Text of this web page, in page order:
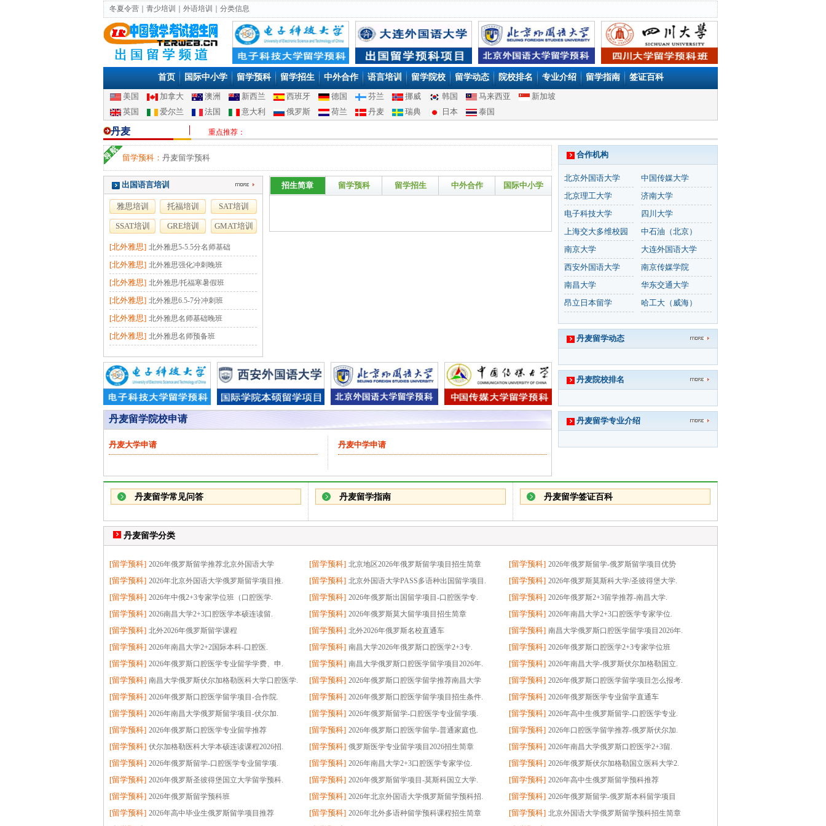
冬夏令营 青少培训 外语培训 分类信息
首页 国际中小学 留学预科 留学招生 中外合作 语言培训 留学院校 留学动态 院校排名 专业介绍 留学指南 签证百科
美国 加拿大 澳洲 新西兰 西班牙 德国 芬兰 挪威 韩国 马来西亚
新加坡
英国
爱尔兰 法国 意大利 俄罗斯 荷兰 丹麦 瑞典 日本 泰国
丹麦 重点推荐：
留学预科： 丹麦留学预科
出国语言培训
雅思培训 托福培训 SAT培训
SSAT培训 GRE培训 GMAT培训
[北外雅思] 北外雅思5-5.5分名师基础
[北外雅思] 北外雅思强化冲刺晚班
[北外雅思] 北外雅思/托福寒暑假班
[北外雅思] 北外雅思6.5-7分冲刺班
[北外雅思] 北外雅思名师基础晚班
[北外雅思] 北外雅思名师预备班
招生简章 留学预科 留学招生 中外合作 国际中小学
丹麦留学院校申请
丹麦大学申请 丹麦中学申请
合作机构
北京外国语大学
中国传媒大学
北京理工大学
济南大学
电子科技大学
四川大学
上海交大多维校园
中石油（北京）
南京大学
大连外国语大学
西安外国语大学
南京传媒学院
南昌大学
华东交通大学
昂立日本留学
哈工大（威海）
丹麦留学动态
丹麦院校排名
丹麦留学专业介绍
丹麦留学常见问答 丹麦留学指南 丹麦留学签证百科
丹麦留学分类
[留学预科] 2026年俄罗斯留学推荐北京外国语大学 [留学预科] 北京地区2026年俄罗斯留学项目招生简章 [留学预科] 2026年俄罗斯留学-俄罗斯留学项目优势
[留学预科] 2026年北京外国语大学俄罗斯留学项目推. [留学预科] 北京外国语大学PASS多语种出国留学项目. [留学预科] 2026年俄罗斯莫斯科大学/圣彼得堡大学.
[留学预科] 2026年中俄2+3专家学位班（口腔医学. [留学预科] 2026年俄罗斯出国留学项目-口腔医学专. [留学预科] 2026年俄罗斯2+3留学推荐-南昌大学.
[留学预科] 2026南昌大学2+3口腔医学本硕连读留. [留学预科] 2026年俄罗斯莫大留学项目招生简章 [留学预科] 2026年南昌大学2+3口腔医学专家学位.
[留学预科] 北外2026年俄罗斯留学课程 [留学预科] 北外2026年俄罗斯名校直通车 [留学预科] 南昌大学俄罗斯口腔医学留学项目2026年.
[留学预科] 2026年南昌大学2+2国际本科-口腔医. [留学预科] 南昌大学2026年俄罗斯口腔医学2+3专. [留学预科] 2026年俄罗斯口腔医学2+3专家学位班
[留学预科] 2026年俄罗斯口腔医学专业留学学费、申. [留学预科] 南昌大学俄罗斯口腔医学留学项目2026年. [留学预科] 2026年南昌大学-俄罗斯伏尔加格勒国立.
[留学预科] 南昌大学俄罗斯伏尔加格勒医科大学口腔医学. [留学预科] 2026年俄罗斯口腔医学留学推荐南昌大学 [留学预科] 2026年俄罗斯口腔医学留学项目怎么报考.
[留学预科] 2026年俄罗斯口腔医学留学项目-合作院. [留学预科] 2026年俄罗斯口腔医学留学项目招生条件. [留学预科] 2026年俄罗斯医学专业留学直通车
[留学预科] 2026年南昌大学俄罗斯留学项目-伏尔加. [留学预科] 2026年俄罗斯留学-口腔医学专业留学项. [留学预科] 2026年高中生俄罗斯留学-口腔医学专业.
[留学预科] 2026年俄罗斯口腔医学专业留学推荐 [留学预科] 2026年俄罗斯口腔医学留学-普通家庭也. [留学预科] 2026年口腔医学留学推荐-俄罗斯伏尔加.
[留学预科] 伏尔加格勒医科大学本硕连读课程2026招. [留学预科] 俄罗斯医学专业留学项目2026招生简章 [留学预科] 2026年南昌大学俄罗斯口腔医学2+3留.
[留学预科] 2026年俄罗斯留学-口腔医学专业留学项. [留学预科] 2026年南昌大学2+3口腔医学专家学位. [留学预科] 2026年俄罗斯伏尔加格勒国立医科大学2.
[留学预科] 2026年俄罗斯圣彼得堡国立大学留学预科. [留学预科] 2026年俄罗斯留学项目-莫斯科国立大学. [留学预科] 2026年高中生俄罗斯留学预科推荐
[留学预科] 2026年俄罗斯留学预科班 [留学预科] 2026年北京外国语大学俄罗斯留学预科招. [留学预科] 2026年俄罗斯留学-俄罗斯本科留学项目
[留学预科] 2026年高中毕业生俄罗斯留学项目推荐 [留学预科] 2026年北外多语种留学预科课程招生简章 [留学预科] 北京外国语大学俄罗斯留学预科招生简章